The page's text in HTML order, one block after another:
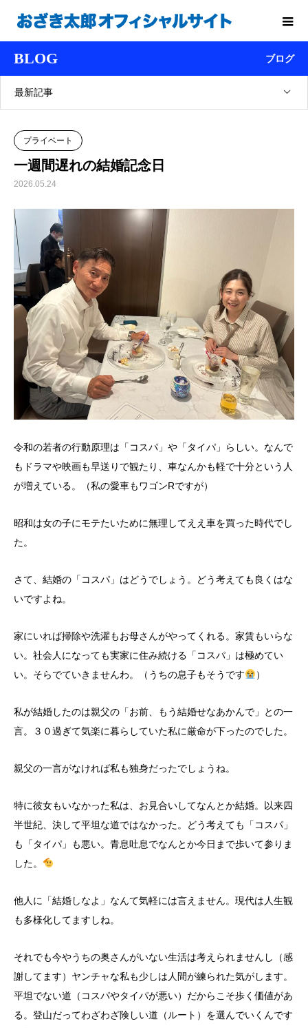
BLOG ブログ
最新記事
プライベート
一週間遅れの結婚記念日
2026.05.24
令和の若者の行動原理は「コスパ」や「タイパ」らしい。なんで
もドラマや映画も早送りで観たり、車なんかも軽で十分という人
が増えている。（私の愛車もワゴンRですが）
昭和は女の子にモテたいために無理してええ車を買った時代でし
た。
さて、結婚の「コスパ」はどうでしょう。どう考えても良くはな
いですよね。
家にいれば掃除や洗濯もお母さんがやってくれる。家賃もいらな
い。社会人になっても実家に住み続ける「コスパ」は極めてい
い。そらでていきませんわ。（うちの息子もそうです
）
私が結婚したのは親父の「お前、もう結婚せなあかんで」との一
言。３０過ぎて気楽に暮らしていた私に厳命が下ったのでした。
親父の一言がなければ私も独身だったでしょうね。
特に彼女もいなかった私は、お見合いしてなんとか結婚。以来四
半世紀、決して平坦な道ではなかった。どう考えても「コスパ」
も「タイパ」も悪い。青息吐息でなんとか今日まで歩いて参りま
した。
他人に「結婚しなよ」なんて気軽には言えません。現代は人生観
も多様化してますしね。
それでも今やうちの奥さんがいない生活は考えられませんし（感
謝してます）ヤンチャな私も少しは人間が練られた気がします。
平坦でない道（コスパやタイパが悪い）だからこそ歩く価値があ
る。登山だってわざわざ険しい道（ルート）を選んでいくんです